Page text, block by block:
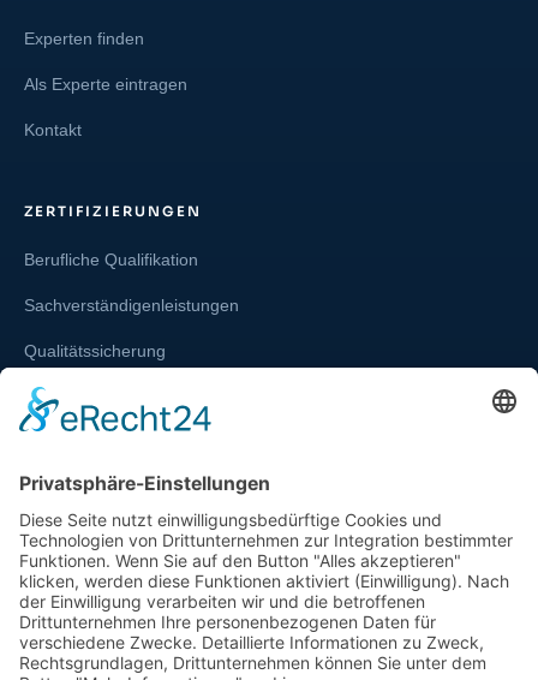
Experten finden
Als Experte eintragen
Kontakt
ZERTIFIZIERUNGEN
Berufliche Qualifikation
Sachverständigenleistungen
Qualitätssicherung
Weiterbildung und Schulung
SERVICE & RECHT
Infos zur Unparteilichkeit
Kontakt
Beschwerdestelle